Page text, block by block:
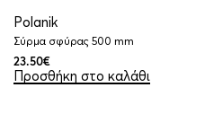
Polanik
Σύρμα σφύρας 500 mm
23.50€
Προσθήκη στο καλάθι